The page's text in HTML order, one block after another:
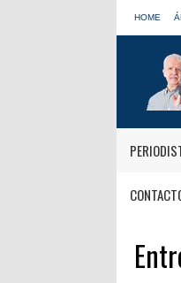
HOME
informativas de Onda Cero: "El